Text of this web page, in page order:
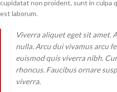
cupidatat non proident, sunt in culpa
est laborum.
Viverra aliquet eget sit amet.
nulla. Arcu dui vivamus arcu
euismod quis viverra nibh.
rhoncus. Faucibus ornare
viverra.